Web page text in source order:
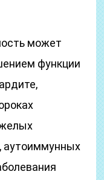
может
функции
аутоиммунных